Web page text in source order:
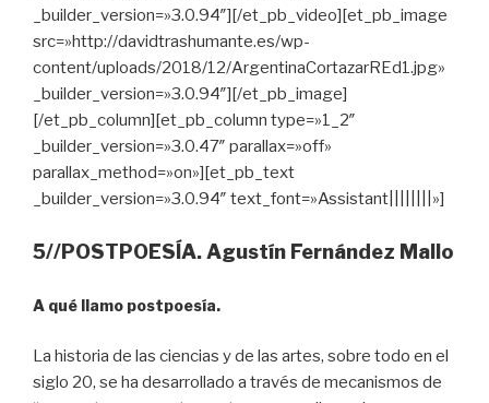
_builder_version=»3.0.94″][/et_pb_video][et_pb_image
src=»http://davidtrashumante.es/wp-
content/uploads/2018/12/ArgentinaCortazarREd1.jpg»
_builder_version=»3.0.94″][/et_pb_image]
[/et_pb_column][et_pb_column type=»1_2″
_builder_version=»3.0.47″ parallax=»off»
parallax_method=»on»][et_pb_text
_builder_version=»3.0.94″ text_font=»Assistant||||||||»]
5//POSTPOESÍA. Agustín Fernández Mallo
A qué llamo postpoesía.
La historia de las ciencias y de las artes, sobre todo en el
siglo 20, se ha desarrollado a través de mecanismos de